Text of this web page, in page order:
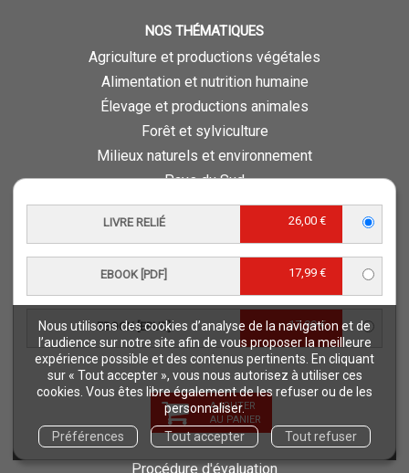
Nous utilisons des cookies d’analyse de la navigation et de
l’audience sur notre site afin de vous proposer la meilleure
expérience possible et des contenus pertinents. En cliquant
sur « Tout accepter », vous nous autorisez à utiliser ces
cookies. Vous êtes libre également de les refuser ou de les
personnaliser.
Préférences
Tout accepter Tout refuser
LIVRE RELIÉ 26,00 €
EBOOK [PDF] 17,99 €
EBOOK [EPUB] 17,99 €
AJOUTER
AU PANIER
NOS THÉMATIQUES
Agriculture et productions végétales
Alimentation et nutrition humaine
Élevage et productions animales
Forêt et sylviculture
Milieux naturels et environnement
Pays du Sud
Pêche - Ressources aquatiques et aquacoles
Sciences de la vie et de la terre
Science pour tous
Sciences sociales, politiques, économiques
ESPACE PRO
Vous êtes auteur
Vous êtes journaliste
Vous êtes libraire
Vous êtes bibliothécaire
Foreign rights
Procédure d'évaluation